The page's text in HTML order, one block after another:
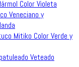
Color Violeta
Veneciano y
Mitiko Color Verde y
Veteado